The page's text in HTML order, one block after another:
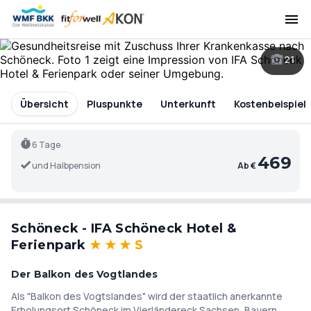
21
Übersicht Pluspunkte Unterkunft Kostenbeispiel
6 Tage
und Halbpension
Ab €469
Schöneck - IFA Schöneck Hotel &
Ferienpark ★ ★★ S
Der Balkon des Vogtlandes
Als "Balkon des Vogtslandes" wird der staatlich anerkannte